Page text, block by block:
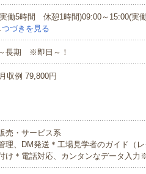
働5時間 休憩1時間)09:00～15:00(実
つづきを見る
～長期 ※即日～！
収例 79,800円
売・サービス系
理、DM発送＊工場見学者のガイド（
け＊電話対応、カンタンなデータ入